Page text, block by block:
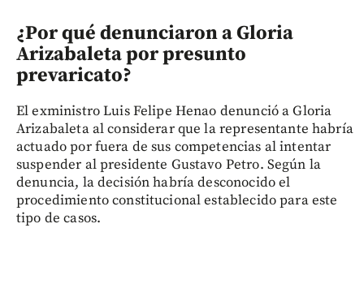
¿Por qué denunciaron a Gloria
Arizabaleta por presunto
prevaricato?
El exministro Luis Felipe Henao denunció a Gloria
Arizabaleta al considerar que la representante habría
actuado por fuera de sus competencias al intentar
suspender al presidente Gustavo Petro. Según la
denuncia, la decisión habría desconocido el
procedimiento constitucional establecido para este
tipo de casos.